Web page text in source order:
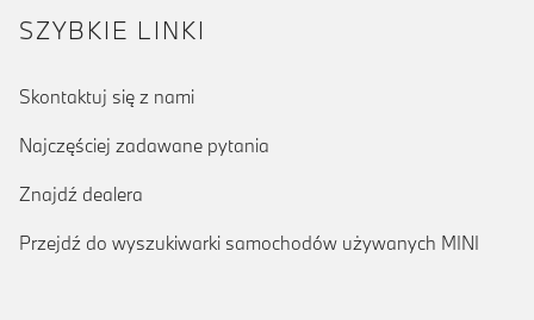
SZYBKIE LINKI
Skontaktuj się z nami
Najczęściej zadawane pytania
Znajdź dealera
Przejdź do wyszukiwarki samochodów używanych MINI